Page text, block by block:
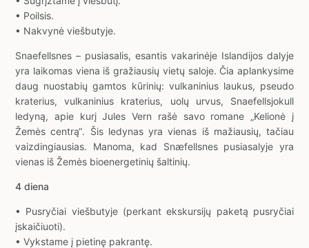
• Poilsis.
• Nakvynė viešbutyje.
Snaefellsnes – pusiasalis, esantis vakarinėje Islandijos dalyje
yra laikomas viena iš gražiausių vietų saloje. Čia aplankysime
daug nuostabių gamtos kūrinių: vulkaninius laukus, pseudo
kraterius, vulkaninius kraterius, uolų urvus, Snaefellsjokull
ledyną, apie kurį Jules Vern rašė savo romane „Kelionė į
Žemės centrą“. Šis ledynas yra vienas iš mažiausių, tačiau
vaizdingiausias. Manoma, kad Snæfellsnes pusiasalyje yra
vienas iš Žemės bioenergetinių šaltinių.
4 diena
• Pusryčiai viešbutyje (perkant ekskursijų paketą pusryčiai
įskaičiuoti).
• Vykstame į pietinę pakrantę.